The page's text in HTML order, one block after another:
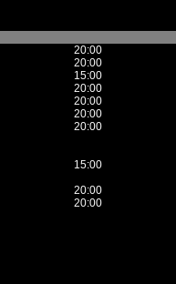
20:00
20:00
15:00
20:00
20:00
20:00
20:00
15:00
20:00
20:00